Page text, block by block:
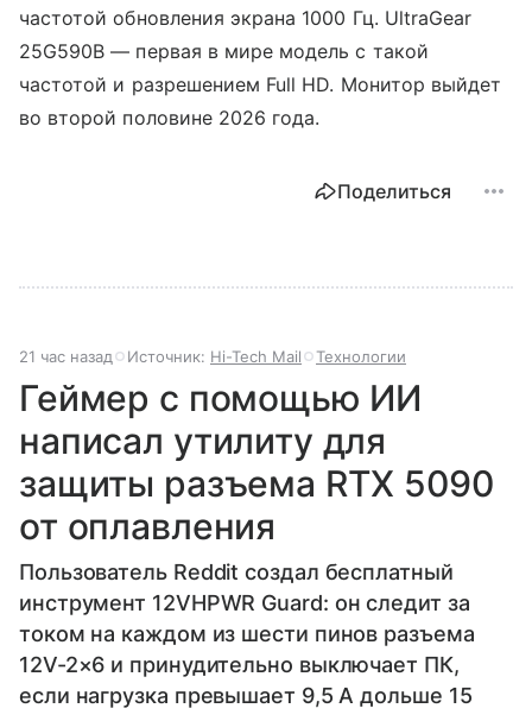
частотой обновления экрана 1000 Гц. UltraGear
25G590B — первая в мире модель с такой
частотой и разрешением Full HD. Монитор выйдет
во второй половине 2026 года.
Поделиться
21 час назад Источник: Hi-Tech Mail Технологии
Геймер с помощью ИИ
написал утилиту для
защиты разъема RTX 5090
от оплавления
Пользователь Reddit создал бесплатный
инструмент 12VHPWR Guard: он следит за
током на каждом из шести пинов разъема
12V-2×6 и принудительно выключает ПК,
если нагрузка превышает 9,5 А дольше 15